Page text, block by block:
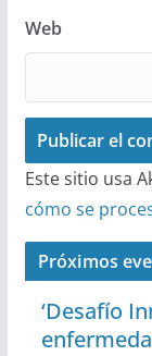
Web
Este sitio usa
cómo se
Próximos
‘Desafío